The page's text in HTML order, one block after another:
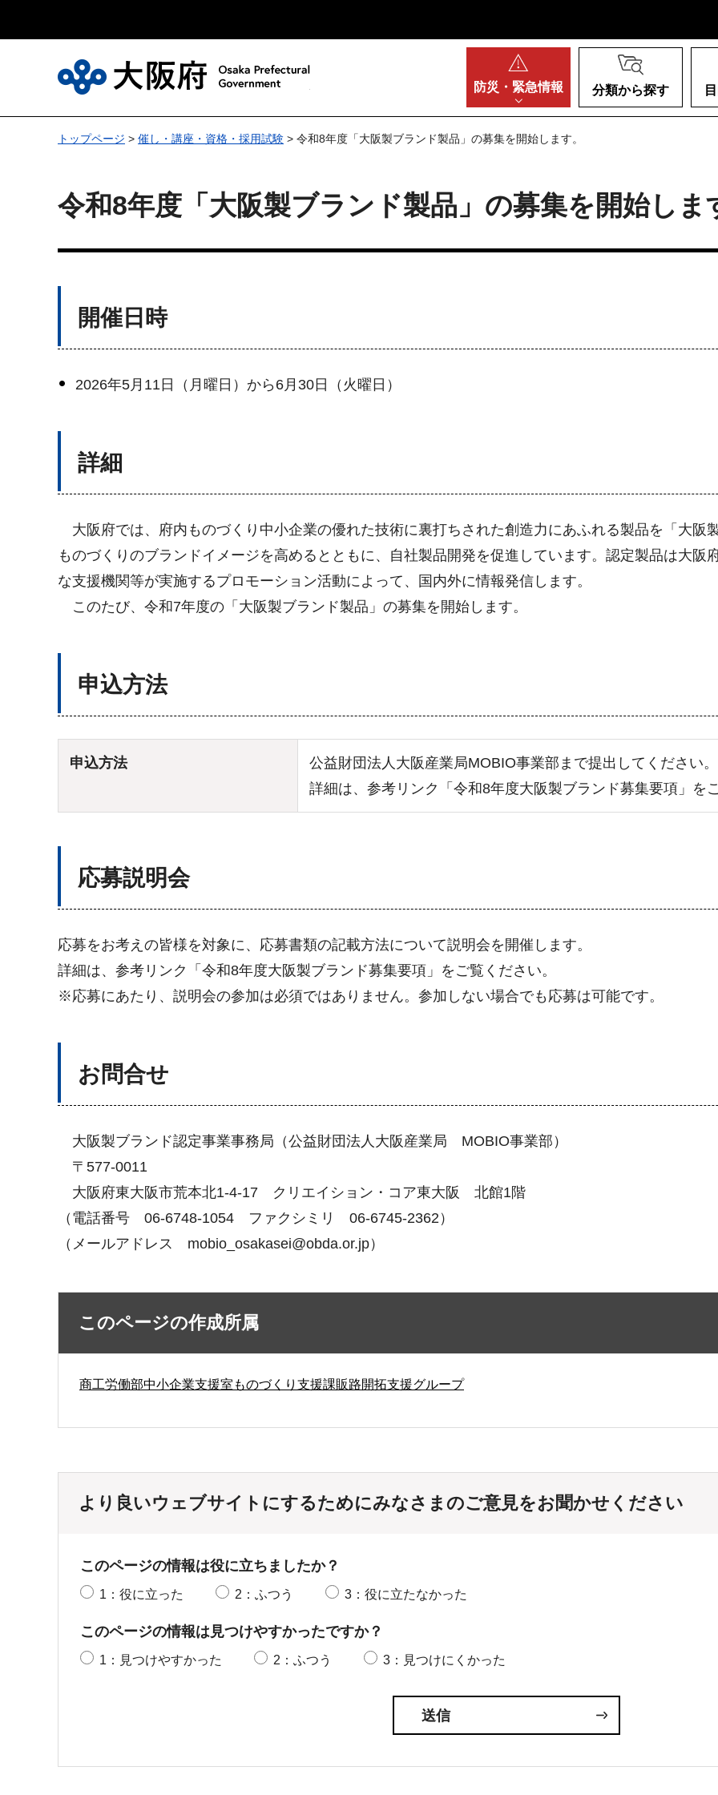
防災・ 緊急情報 分類から探す
トップページ > 催し・講座・資格・採用試験 > 令和8年度「大阪製ブランド製品」の募集を開始します。
令和8年度「大阪製ブランド製品」の募集を開始しま
開催日時
2026年5月11日（月曜日）から6月30日（火曜日）
詳細
大阪府では、府内ものづくり中小企業の優れた技術に裏打ちされた創造力にあふれる製品を「大阪
ものづくりのブランドイメージを高めるとともに、自社製品開発を促進しています。認定製品は大阪
な支援機関等が実施するプロモーション活動によって、国内外に情報発信します。
このたび、令和7年度の「大阪製ブランド製品」の募集を開始します。
申込方法
申込方法
公益財団法人大阪産業局MOBIO事業部まで提出してください。
詳細は、参考リンク「令和8年度大阪製ブランド募集要項」を
応募説明会
応募をお考えの皆様を対象に、応募書類の記載方法について説明会を開催します。
詳細は、参考リンク「令和8年度大阪製ブランド募集要項」をご覧ください。
※応募にあたり、説明会の参加は必須ではありません。参加しない場合でも応募は可能です。
お問合せ
大阪製ブランド認定事業事務局（公益財団法人大阪産業局 MOBIO事業部）
〒577-0011
大阪府東大阪市荒本北1-4-17 クリエイション・コア東大阪 北館1階
（電話番号 06-6748-1054 ファクシミリ 06-6745-2362）
（メールアドレス mobio_osakasei@obda.or.jp）
このページの作成所属
商工労働部中小企業支援室ものづくり支援課販路開拓支援グループ
より良いウェブサイトにするためにみなさまのご意見をお聞かせください
このページの情報は役に立ちましたか？
1：役に立った 2：ふつう 3：役に立たなかった
このページの情報は見つけやすかったですか？
1：見つけやすかった 2：ふつう 3：見つけにくかった